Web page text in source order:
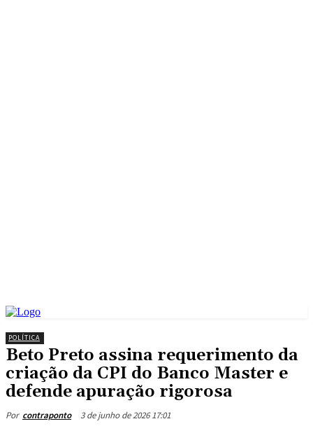
POLÍTICA
Beto Preto assina requerimento da
criação da CPI do Banco Master e
defende apuração rigorosa
Por contraponto 3 de junho de 2026 17:01